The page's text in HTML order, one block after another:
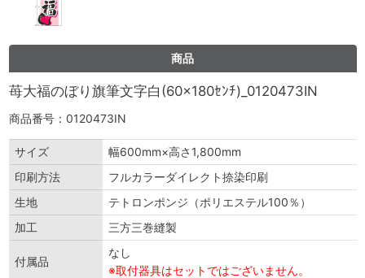
商品
苺大福のぼり旗筆文字白(60×180ｾﾝﾁ)_0120473IN
商品番号：0120473IN
サイズ
幅600mm×高さ1,800mm
印刷方法
フルカラーダイレクト捺染印刷
生地
テトロンポンジ（ポリエステル100％）
加工
三方三巻縫製
付属品
なし
※取付器具はセットではございません。